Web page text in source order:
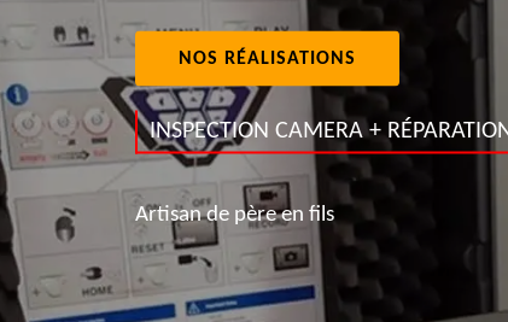
NOS RÉALISATIONS
INSPECTION CAMERA +
Artisan de père en fils